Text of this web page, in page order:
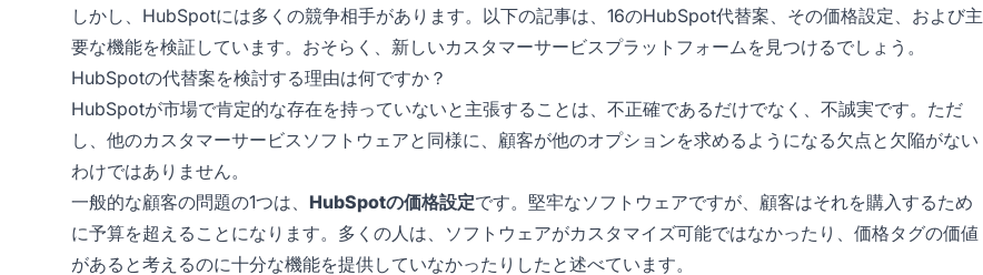
しかし、HubSpotには多くの競争相手があります。以下の記事は、16のHubSpot代替案、その価格設定、および主
要な機能を検証しています。おそらく、新しいカスタマーサービスプラットフォームを見つけるでしょう。
HubSpotの代替案を検討する理由は何ですか？
HubSpotが市場で肯定的な存在を持っていないと主張することは、不正確であるだけでなく、不誠実です。ただ
し、他のカスタマーサービスソフトウェアと同様に、顧客が他のオプションを求めるようになる欠点と欠陥がない
わけではありません。
一般的な顧客の問題の1つは、 HubSpotの価格設定です。堅牢なソフトウェアですが、顧客はそれを購入するため
に予算を超えることになります。多くの人は、ソフトウェアがカスタマイズ可能ではなかったり、価格タグの価値
があると考えるのに十分な機能を提供していなかったりしたと述べています。